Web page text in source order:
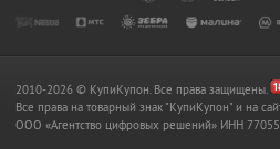
2010-2026 © КупиКупон. Все права защищены.
Все права на товарный знак "КупиКупон" и на
OOO «Агентство цифровых решений» ИНН